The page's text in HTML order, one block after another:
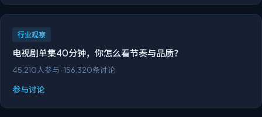
行业观察
电视剧单集40分钟，你怎么看节奏与品质？
45,210人参与 ·156,320条讨论
参与讨论